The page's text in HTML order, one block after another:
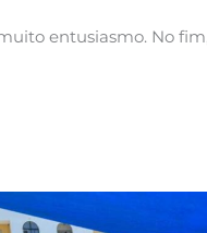
entusiasmo. No